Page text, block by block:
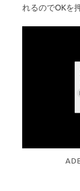
れるのでOKを